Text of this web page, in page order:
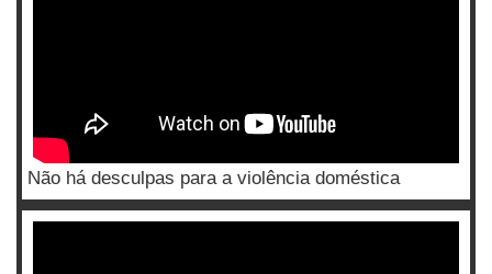
Não há desculpas para a violência doméstica